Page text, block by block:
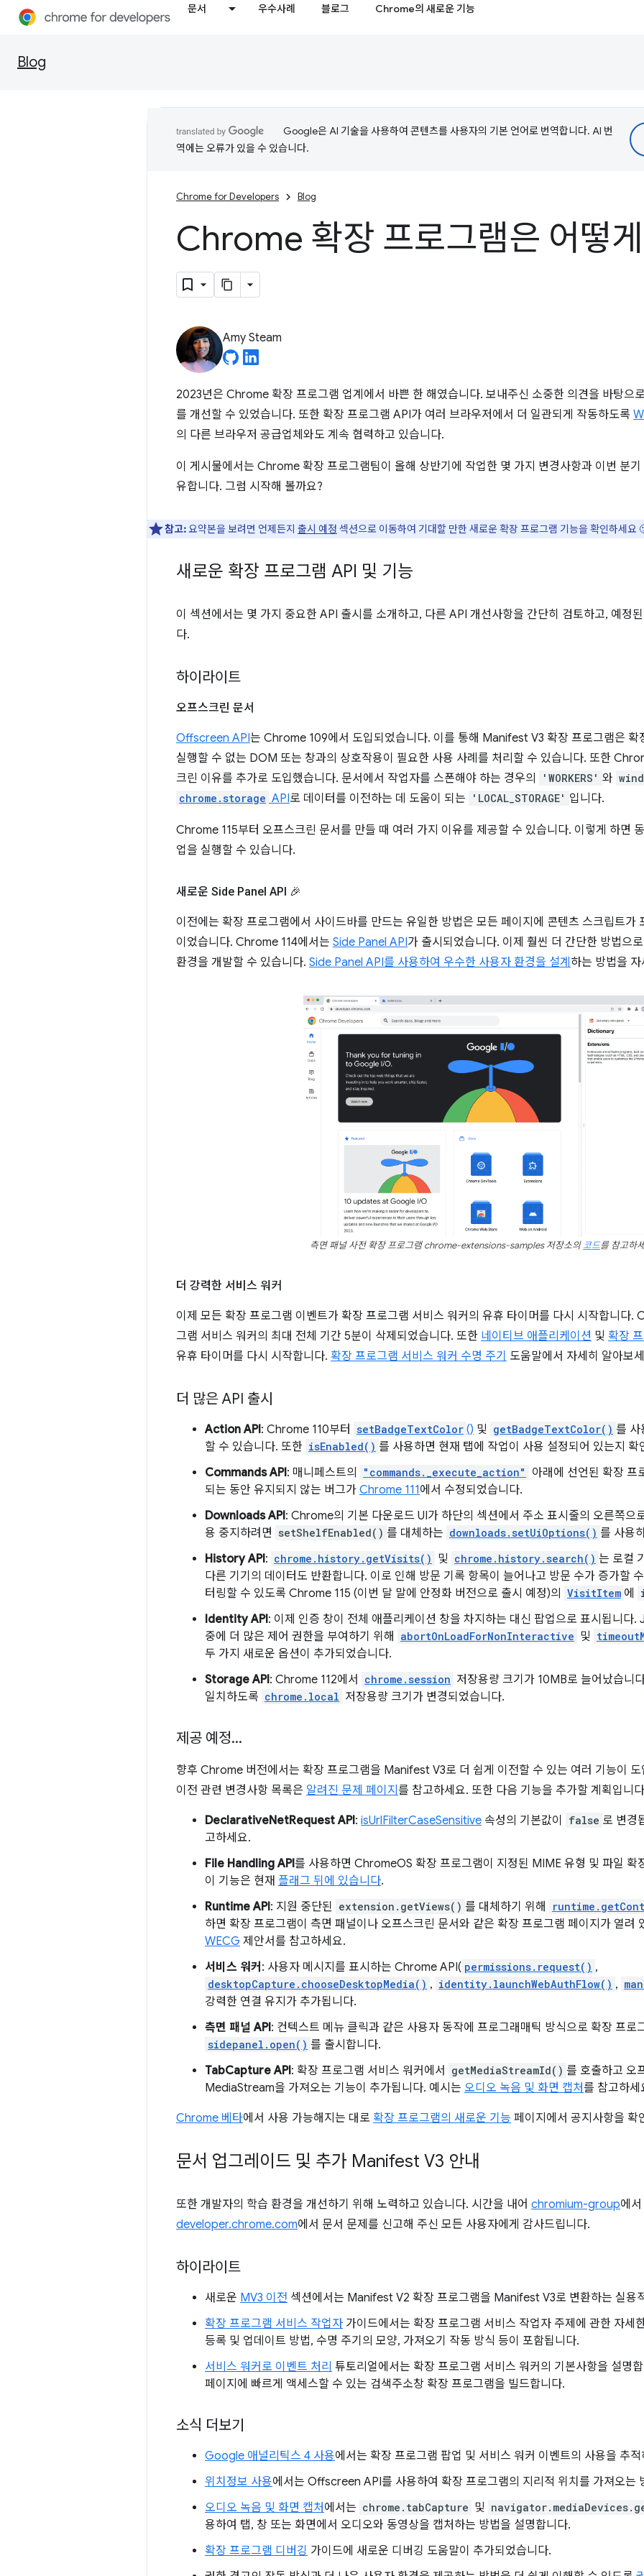
문서 우수사례 블로그 Chrome의 새로운 기능
Blog
Google은 AI 기술을 사용하여 콘텐츠를 사용자의 기본 언어로 번역합니다. AI 번
역에는 오류가 있을 수 있습니다.
Chrome for Developers Blog
Chrome 확장 프로그램은 어떻
Amy Steam
2023년은 Chrome 확장 프로그램 업계에서 바쁜 한 해였습니다. 보내주신 소중한 의견을 바탕으
를 개선할 수 있었습니다. 또한 확장 프로그램 API가 여러 브라우저에서 더 일관되게 작동하도록
의 다른 브라우저 공급업체와도 계속 협력하고 있습니다.
이 게시물에서는 Chrome 확장 프로그램팀이 올해 상반기에 작업한 몇 가지 변경사항과 이번 분
유합니다. 그럼 시작해 볼까요?
참고:요약본을 보려면 언제든지 출시 예정 섹션으로 이동하여 기대할 만한 새로운 확장 프로그램 기능을 확인하세요
새로운 확장 프로그램 API 및 기능
이 섹션에서는 몇 가지 중요한 API 출시를 소개하고, 다른 API 개선사항을 간단히 검토하고, 예정
다.
하이라이트
오프스크린 문서
Offscreen API는 Chrome 109에서 도입되었습니다. 이를 통해 Manifest V3 확장 프로그램은 확
실행할 수 없는 DOM 또는 창과의 상호작용이 필요한 사용 사례를 처리할 수 있습니다. 또한
크린 이유를 추가로 도입했습니다. 문서에서 작업자를 스폰해야 하는 경우의
'WORKERS' 와
chrome.storage API로 데이터를 이전하는 데 도움이 되는 'LOCAL_STORAGE' 입니다.
Chrome 115부터 오프스크린 문서를 만들 때 여러 가지 이유를 제공할 수 있습니다. 이렇게 하면
업을 실행할 수 있습니다.
새로운 Side Panel API 🎉
이전에는 확장 프로그램에서 사이드바를 만드는 유일한 방법은 모든 페이지에 콘텐츠 스크립트가
이었습니다. Chrome 114에서는 Side Panel API가 출시되었습니다. 이제 훨씬 더 간단한 방법으
환경을 개발할 수 있습니다. Side Panel API를 사용하여 우수한 사용자 환경을 설계 하는 방법을
측면 패널 사전 확장 프로그램 chrome-extensions-samples 저장소의코드를 참고하
더 강력한 서비스 워커
이제 모든 확장 프로그램 이벤트가 확장 프로그램 서비스 워커의 유휴 타이머를 다시 시작합니다.
그램 서비스 워커의 최대 전체 기간 5분이 삭제되었습니다. 또한 네이티브 애플리케이션 및 확장
유휴 타이머를 다시 시작합니다. 확장 프로그램 서비스 워커 수명 주기 도움말에서 자세히 알아보
더 많은 API 출시
Action API: Chrome 110부터 setBadgeTextColor () 및 getBadgeTextColor() 를 사
할 수 있습니다. 또한 isEnabled() 를 사용하면 현재 탭에 작업이 사용 설정되어 있는지 확
Commands API: 매니페스트의 "commands._execute_action"
아래에 선언된 확장 프
되는 동안 유지되지 않는 버그가 Chrome 111에서 수정되었습니다.
Downloads API: Chrome의 기본 다운로드 UI가 하단의 섹션에서 주소 표시줄의 오른쪽으
용 중지하려면 setShelfEnabled() 를 대체하는 downloads.setUiOptions() 를 사용
History API: chrome.history.getVisits() 및 chrome.history.search() 는 로컬
다른 기기의 데이터도 반환합니다. 이로 인해 방문 기록 항목이 늘어나고 방문 수가 증가할
터링할 수 있도록 Chrome 115 (이번 달 말에 안정화 버전으로 출시 예정)의
VisitItem 에
Identity API: 이제 인증 창이 전체 애플리케이션 창을 차지하는 대신 팝업으로 표시됩니다
중에 더 많은 제어 권한을 부여하기 위해
abortOnLoadForNonInteractive 및
두 가지 새로운 옵션이 추가되었습니다.
Storage API: Chrome 112에서 chrome.session 저장용량 크기가 10MB로 늘어났습니
일치하도록 chrome.local 저장용량 크기가 변경되었습니다.
제공 예정...
향후 Chrome 버전에서는 확장 프로그램을 Manifest V3로 더 쉽게 이전할 수 있는 여러 기능이
이전 관련 변경사항 목록은 알려진 문제 페이지 를 참고하세요. 또한 다음 기능을 추가할 계획입니
DeclarativeNetRequest API: isUrlFilterCaseSensitive 속성의 기본값이 false 로 변경
고하세요.
File Handling API를 사용하면 ChromeOS 확장 프로그램이 지정된 MIME 유형 및 파일 확
이 기능은 현재 플래그 뒤에 있습니다.
Runtime API: 지원 중단된 extension.getViews() 를 대체하기 위해
하면 확장 프로그램이 측면 패널이나 오프스크린 문서와 같은 확장 프로그램 페이지가 열려
WECG 제안서를 참고하세요.
서비스 워커 : 사용자 메시지를 표시하는 Chrome API( permissions.request() ,
desktopCapture.chooseDesktopMedia() , identity.launchWebAuthFlow() ,
강력한 연결 유지가 추가됩니다.
측면 패널 API: 컨텍스트 메뉴 클릭과 같은 사용자 동작에 프로그래매틱 방식으로 확장 프로
sidepanel.open() 를 출시합니다.
TabCapture API: 확장 프로그램 서비스 워커에서 getMediaStreamId() 를 호출하고 오
MediaStream을 가져오는 기능이 추가됩니다. 예시는 오디오 녹음 및 화면 캡처를 참고하세
Chrome 베타에서 사용 가능해지는 대로 확장 프로그램의 새로운 기능 페이지에서 공지사항을 확
문서 업그레이드 및 추가 Manifest V3 안내
또한 개발자의 학습 환경을 개선하기 위해 노력하고 있습니다. 시간을 내어 chromium-group에
developer.chrome.com에서 문서 문제를 신고해 주신 모든 사용자에게 감사드립니다.
하이라이트
새로운 MV3 이전 섹션에서는 Manifest V2 확장 프로그램을 Manifest V3로 변환하는 실용
확장 프로그램 서비스 작업자 가이드에서는 확장 프로그램 서비스 작업자 주제에 관한 자세
등록 및 업데이트 방법, 수명 주기의 모양, 가져오기 작동 방식 등이 포함됩니다.
서비스 워커로 이벤트 처리 튜토리얼에서는 확장 프로그램 서비스 워커의 기본사항을 설명
페이지에 빠르게 액세스할 수 있는 검색주소창 확장 프로그램을 빌드합니다.
소식 더보기
Google 애널리틱스 4 사용에서는 확장 프로그램 팝업 및 서비스 워커 이벤트의 사용을 추
위치정보 사용에서는 Offscreen API를 사용하여 확장 프로그램의 지리적 위치를 가져오는
오디오 녹음 및 화면 캡처에서는 chrome.tabCapture 및
용하여 탭, 창 또는 화면에서 오디오와 동영상을 캡처하는 방법을 설명합니다.
확장 프로그램 디버깅 가이드에 새로운 디버깅 도움말이 추가되었습니다.